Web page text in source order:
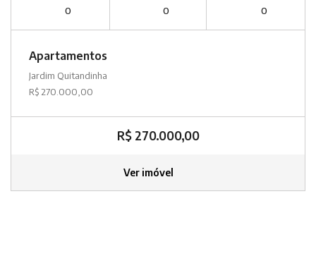
0 0 0
Apartamentos
Jardim Quitandinha
R$ 270.000,00
R$ 270.000,00
Ver imóvel